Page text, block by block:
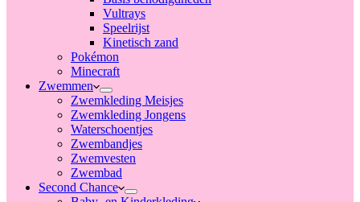
Vultrays
Speelrijst
Kinetisch zand
Pokémon
Minecraft
Zwemmen
Zwemkleding Meisjes
Zwemkleding Jongens
Waterschoentjes
Zwembandjes
Zwemvesten
Zwembad
Second Chance